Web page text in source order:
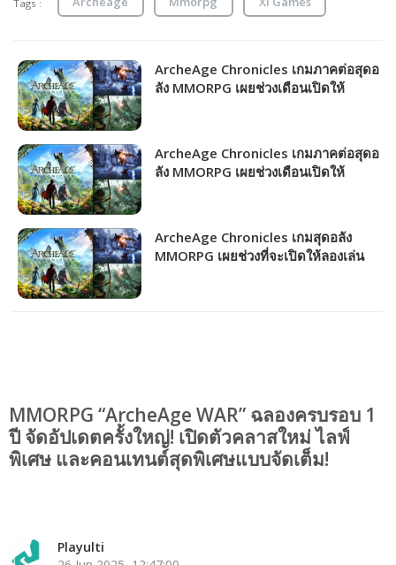
Tags :
ArcheAge Chronicles เกมภาคต่อสุดอ
ลัง MMORPG เผยช่วงเดือนเปิดให้
ArcheAge Chronicles เกมภาคต่อสุดอ
ลัง MMORPG เผยช่วงเดือนเปิดให้
ArcheAge Chronicles เกมสุดอลัง
MMORPG เผยช่วงที่จะเปิดให้ลองเล่น
MMORPG “ArcheAge WAR” ฉลองครบรอบ 1
ปี จัดอัปเดตครั้งใหญ่! เปิดตัวคลาสใหม่ ไลฟ์
พิเศษ และคอนเทนต์สุดพิเศษแบบจัดเต็ม!
Playulti